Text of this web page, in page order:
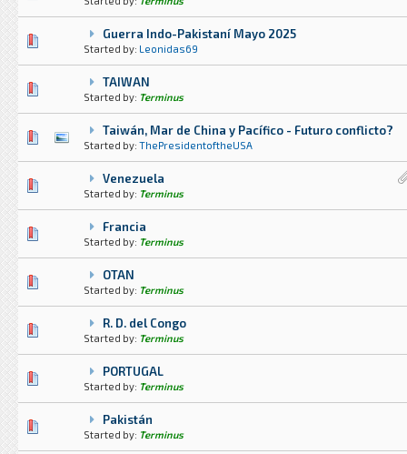
Guerra Indo-Pakistaní Mayo 2025
Started by: Leonidas69
0 voto(s) - Media 0 de 5
2345
TAIWAN
Started by: Terminus
0 voto(s) - Media 0 de 5
2345
Taiwán, Mar de China y Pacífico - Futuro conflicto?
Started by: ThePresidentoftheUSA
1 voto(s) - Media 3 de 5
2345
Venezuela
Started by: Terminus
4 voto(s) - Media 2.5 de 5
2 345
Francia
Started by: Terminus
1 voto(s) - Media 1 de 5
2345
OTAN
Started by: Terminus
0 voto(s) - Media 0 de 5
2345
R. D. del Congo
Started by: Terminus
0 voto(s) - Media 0 de 5
2345
PORTUGAL
Started by: Terminus
0 voto(s) - Media 0 de 5
2 345
Pakistán
Started by: Terminus
0 voto(s) - Media 0 de 5
2 345